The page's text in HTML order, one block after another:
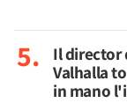
Il director
Valhalla
in mano